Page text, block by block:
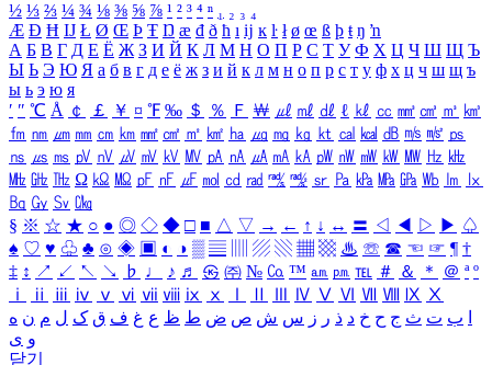
½ ⅓ ⅔ ¼ ¾ ⅛ ⅜ ⅝ ⅞ ¹ ² ³ ⁴ ⁿ ₁ ₂ ₃ ₄
Æ Ð Ħ Ĳ Ł Ø Œ Þ Ŧ Ŋ æ đ ð ħ ı ĳ ĸ ŀ ł ø œ ß þ ŧ ŋ ŉ
А Б В Г Д Е Ё Ж З И Й К Л М Н О П Р С Т У Ф Х Ц Ч Ш Щ Ъ
Ы Ь Э Ю Я а б в г д е ё ж з и й к л м н о п р с т у ф х ц ч ш щ ъ
ы ь э ю я
′ ″ ℃ Å ￠ ￡ ￥ ¤ ℉ ‰ ＄ ％ Ｆ ￦ ㎕ ㎖ ㎗ ℓ ㎘ ㏄ ㎣ ㎤ ㎥ ㎦
㎙ ㎚ ㎛ ㎜ ㎝ ㎞ ㎟ ㎠ ㎡ ㎢ ㏊ ㎍ ㎎ ㎏ ㏏ ㎈ ㎉ ㏈ ㎧ ㎨ ㎰
㎱ ㎲ ㎳ ㎴ ㎵ ㎶ ㎷ ㎸ ㎹ ㎀ ㎁ ㎂ ㎃ ㎄ ㎺ ㎻ ㎽ ㎾ ㎿ ㎐ ㎑
㎒ ㎓ ㎔ Ω ㏀ ㏁ ㎊ ㎋ ㎌ ㏖ ㏅ ㎭ ㎮ ㎯ ㏛ ㎩ ㎪ ㎫ ㎬ ㏝ ㏐
㏓
㏃ ㏉ ㏜ ㏆
§ ※ ☆ ★ ○ ● ◎ ◇ ◆ □ ■ △ ▽ → ← ↑ ↓ ↔ 〓 ◁ ◀ ▷ ▶ ♤
♠ ♡ ♥ ♧ ♣ ⊙ ◈ ▣ ◐ ◑ ▒ ▤ ▨ ▧ ▦ ▩ ♨ ☏ ☎ ☜ ☞ ¶ †
‡ ↕ ↗ ↙ ↖ ↘ ♭ ♩ ♪ ♬ ㉿ ㈜ № ㏇ ™ ㏂ ㏘ ℡ ＃ ＆ ＊ ＠ ª º
ⅰ
ⅱ ⅲ ⅳ ⅴ ⅵ ⅶ ⅷ ⅸ ⅹ Ⅳ Ⅴ Ⅵ Ⅶ Ⅷ Ⅸ Ⅹ
ب ت ث ج ح خ د ذ ر ز س ش ص ض ط ظ ع غ ف ق ک ل م ن ه
و ی
닫기